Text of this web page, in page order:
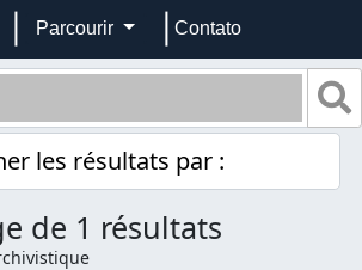
Parcourir Contato
les résultats par :
de 1 résultats